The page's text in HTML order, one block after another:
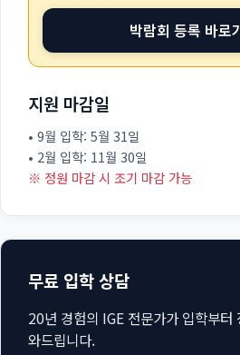
박람회 등록 바
지원 마감일
• 9월 입학: 5월 31일
• 2월 입학: 11월 30일
※ 정원 마감 시 조기 마감 가능
무료 입학 상담
20년 경험의 IGE 전문가가 입학부터
와드립니다.